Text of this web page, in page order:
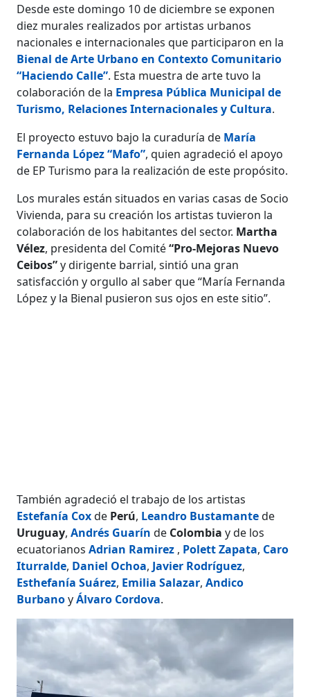
Desde este domingo 10 de diciembre se exponen
diez murales realizados por artistas urbanos
nacionales e internacionales que participaron en la
Bienal de Arte Urbano en Contexto Comunitario
“Haciendo Calle”. Esta muestra de arte tuvo la
colaboración de la Empresa Pública Municipal de
Turismo, Relaciones Internacionales y Cultura.
El proyecto estuvo bajo la curaduría de María
Fernanda López “Mafo”, quien agradeció el apoyo
de EP Turismo para la realización de este propósito.
Los murales están situados en varias casas de Socio
Vivienda, para su creación los artistas tuvieron la
colaboración de los habitantes del sector. Martha
Vélez, presidenta del Comité“Pro-Mejoras Nuevo
Ceibos”y dirigente barrial, sintió una gran
satisfacción y orgullo al saber que “María Fernanda
López y la Bienal pusieron sus ojos en este sitio”.
También agradeció el trabajo de los artistas
Estefanía Coxde Perú, Leandro Bustamantede
Uruguay,Andrés Guarín de Colombia y de los
ecuatorianos Adrian Ramirez , Polett Zapata, Caro
Iturralde, Daniel Ochoa, Javier Rodríguez,
Esthefanía Suárez, Emilia Salazar,Andico
BurbanoyÁlvaro Cordova.